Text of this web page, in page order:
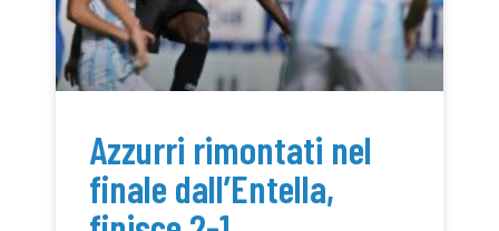
Azzurri rimontati nel
finale dall’Entella,